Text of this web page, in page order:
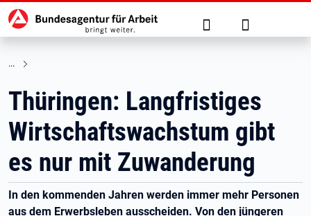
zu den Hauptinhalten springen
Hauptnavigation Suche Anmelden
Thüringen: Langfristiges
Wirtschaftswachstum gibt
es nur mit Zuwanderung
In den kommenden Jahren werden immer mehr Personen
aus dem Erwerbsleben ausscheiden. Von den jüngeren